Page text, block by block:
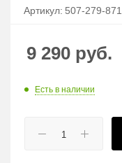
Артикул: 507-279-871
9 290 руб.
Есть в наличии